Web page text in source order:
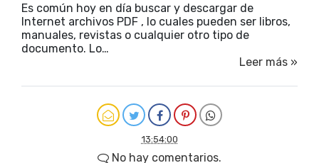
Es común hoy en día buscar y descargar de
Internet archivos PDF , lo cuales pueden ser libros,
manuales, revistas o cualquier otro tipo de
documento. Lo…
Leer más »
13:54:00
No hay comentarios.